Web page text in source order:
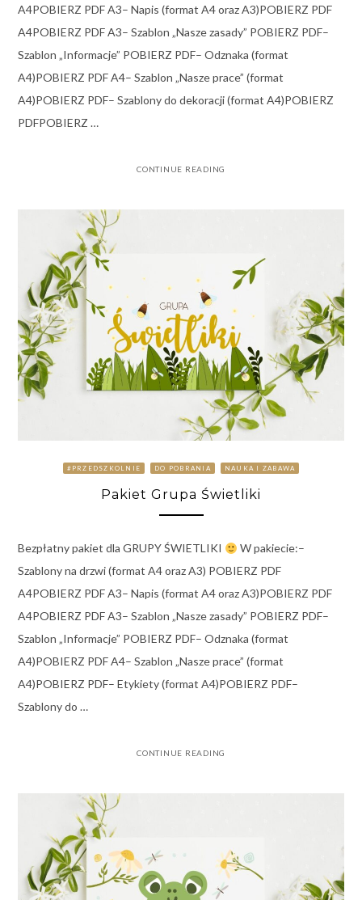
A4POBIERZ PDF A3– Napis (format A4 oraz A3)POBIERZ PDF
A4POBIERZ PDF A3– Szablon „Nasze zasady” POBIERZ PDF–
Szablon „Informacje” POBIERZ PDF– Odznaka (format
A4)POBIERZ PDF A4– Szablon „Nasze prace” (format
A4)POBIERZ PDF– Szablony do dekoracji (format A4)POBIERZ
PDFPOBIERZ …
CONTINUE READING
#PRZEDSZKOLNIE DO POBRANIA NAUKA I ZABAWA
Pakiet Grupa Świetliki
Bezpłatny pakiet dla GRUPY ŚWIETLIKI
W pakiecie:–
Szablony na drzwi (format A4 oraz A3) POBIERZ PDF
A4POBIERZ PDF A3– Napis (format A4 oraz A3)POBIERZ PDF
A4POBIERZ PDF A3– Szablon „Nasze zasady” POBIERZ PDF–
Szablon „Informacje” POBIERZ PDF– Odznaka (format
A4)POBIERZ PDF A4– Szablon „Nasze prace” (format
A4)POBIERZ PDF– Etykiety (format A4)POBIERZ PDF–
Szablony do …
CONTINUE READING